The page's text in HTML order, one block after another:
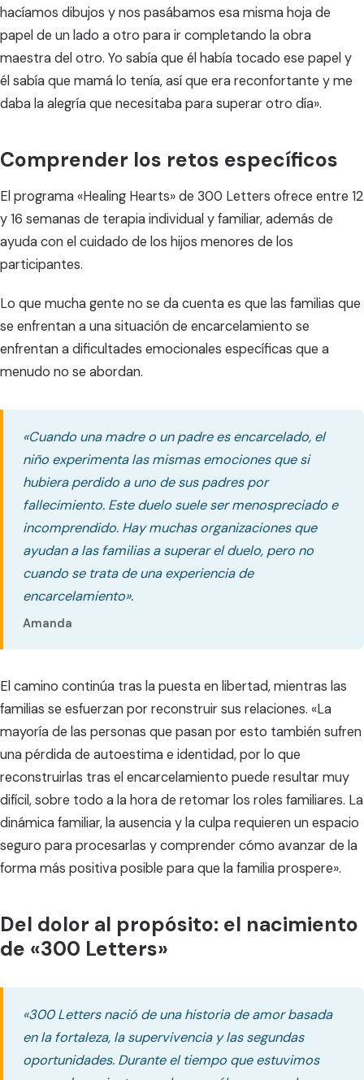
hacíamos dibujos y nos pasábamos esa misma hoja de
papel de un lado a otro para ir completando la obra
maestra del otro. Yo sabía que él había tocado ese papel y
él sabía que mamá lo tenía, así que era reconfortante y me
daba la alegría que necesitaba para superar otro día».
Comprender los retos específicos
El programa «Healing Hearts» de 300 Letters ofrece entre 12
y 16 semanas de terapia individual y familiar, además de
ayuda con el cuidado de los hijos menores de los
participantes.
Lo que mucha gente no se da cuenta es que las familias que
se enfrentan a una situación de encarcelamiento se
enfrentan a dificultades emocionales específicas que a
menudo no se abordan.
«Cuando una madre o un padre es encarcelado, el
niño experimenta las mismas emociones que si
hubiera perdido a uno de sus padres por
fallecimiento. Este duelo suele ser menospreciado e
incomprendido. Hay muchas organizaciones que
ayudan a las familias a superar el duelo, pero no
cuando se trata de una experiencia de
encarcelamiento».
Amanda
El camino continúa tras la puesta en libertad, mientras las
familias se esfuerzan por reconstruir sus relaciones. «La
mayoría de las personas que pasan por esto también sufren
una pérdida de autoestima e identidad, por lo que
reconstruirlas tras el encarcelamiento puede resultar muy
difícil, sobre todo a la hora de retomar los roles familiares. La
dinámica familiar, la ausencia y la culpa requieren un espacio
seguro para procesarlas y comprender cómo avanzar de la
forma más positiva posible para que la familia prospere».
Del dolor al propósito: el nacimiento
de «300 Letters»
«300 Letters nació de una historia de amor basada
en la fortaleza, la supervivencia y las segundas
oportunidades. Durante el tiempo que estuvimos